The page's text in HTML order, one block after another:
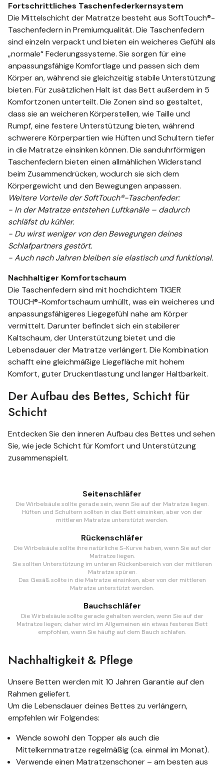
Fortschrittliches Taschenfederkernsystem
Die Mittelschicht der Matratze besteht aus SoftTouch®-
Taschenfedern in Premiumqualität. Die Taschenfedern
sind einzeln verpackt und bieten ein weicheres Gefühl als
„normale“ Federungssysteme. Sie sorgen für eine
anpassungsfähige Komfortlage und passen sich dem
Körper an, während sie gleichzeitig stabile Unterstützung
bieten. Für zusätzlichen Halt ist das Bett außerdem in 5
Komfortzonen unterteilt. Die Zonen sind so gestaltet,
dass sie an weicheren Körperstellen, wie Taille und
Rumpf, eine festere Unterstützung bieten, während
schwerere Körperpartien wie Hüften und Schultern tiefer
in die Matratze einsinken können. Die sanduhrförmigen
Taschenfedern bieten einen allmählichen Widerstand
beim Zusammendrücken, wodurch sie sich dem
Körpergewicht und den Bewegungen anpassen.
Weitere Vorteile der SoftTouch®-Taschenfeder:
- In der Matratze entstehen Luftkanäle – dadurch
schläfst du kühler.
- Du wirst weniger von den Bewegungen deines
Schlafpartners gestört.
- Auch nach Jahren bleiben sie elastisch und funktional.
Nachhaltiger Komfortschaum
Die Taschenfedern sind mit hochdichtem TIGER
TOUCH®-Komfortschaum umhüllt, was ein weicheres und
anpassungsfähigeres Liegegefühl nahe am Körper
vermittelt. Darunter befindet sich ein stabilerer
Kaltschaum, der Unterstützung bietet und die
Lebensdauer der Matratze verlängert. Die Kombination
schafft eine gleichmäßige Liegefläche mit hohem
Komfort, guter Druckentlastung und langer Haltbarkeit.
Der Aufbau des Bettes, Schicht für
Schicht
Entdecken Sie den inneren Aufbau des Bettes und sehen
Sie, wie jede Schicht für Komfort und Unterstützung
zusammenspielt.
Seitenschläfer
Die Wirbelsäule sollte gerade sein, wenn Sie auf der Matratze liegen.
Hüften und Schultern sollten in das Bett einsinken, aber von der
mittleren Matratze unterstützt werden.
Rückenschläfer
Die Wirbelsäule sollte ihre natürliche S-Kurve haben, wenn Sie auf der
Matratze liegen.
Sie sollten Unterstützung im unteren Rückenbereich von der mittleren
Matratze spüren.
Das Gesäß sollte in die Matratze einsinken, aber von der mittleren
Matratze unterstützt werden.
Bauchschläfer
Die Wirbelsäule sollte gerade gehalten werden, wenn Sie auf der
Matratze liegen; daher wird im Allgemeinen ein etwas festeres Bett
empfohlen, wenn Sie häufig auf dem Bauch schlafen.
Nachhaltigkeit & Pflege
Unsere Betten werden mit 10 Jahren Garantie auf den
Rahmen geliefert.
Um die Lebensdauer deines Bettes zu verlängern,
empfehlen wir Folgendes:
Wende sowohl den Topper als auch die
Mittelkernmatratze regelmäßig (ca. einmal im Monat).
Verwende einen Matratzenschoner – am besten aus